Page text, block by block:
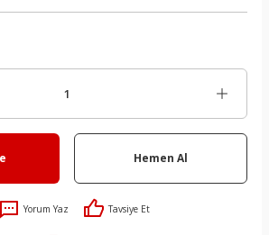
Hemen Al
Yorum Yaz Tavsiye Et